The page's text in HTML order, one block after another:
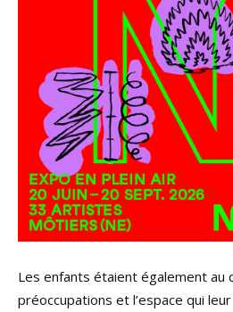
Les enfants étaient également au
préoccupations et l’espace qui